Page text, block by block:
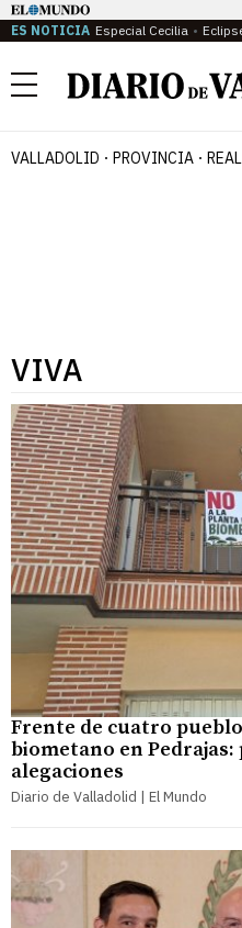
ES NOTICIA Especial Cecilia
Menú
VALLADOLID PROVINCIA
VIVA
Frente de cuatro
biometano en Pedrajas:
alegaciones
Diario de Valladolid | El Mundo